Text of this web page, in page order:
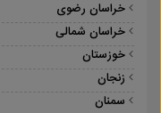
خراسان رضوی
خراسان شمالی
خوزستان
زنجان
سمنان